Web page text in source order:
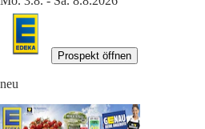
Prospekt öffnen
neu